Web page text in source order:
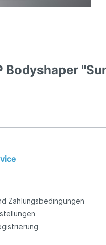
Zahlungsbedingungen